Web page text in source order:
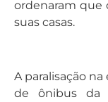
ordenaram que
suas casas.
A paralisação
de ônibus da